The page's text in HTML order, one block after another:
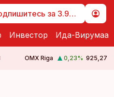
Подпишитесь за 3.99 €
Инвестор Ида-Вирумаа
OMX Riga 0,23% 925,27